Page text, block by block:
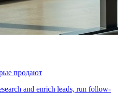
продают
and enrich leads, run follow-